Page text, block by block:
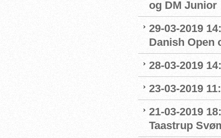
og DM Junior
29-03-2019
Danish Open
28-03-2019
23-03-2019
21-03-2019
Taastrup